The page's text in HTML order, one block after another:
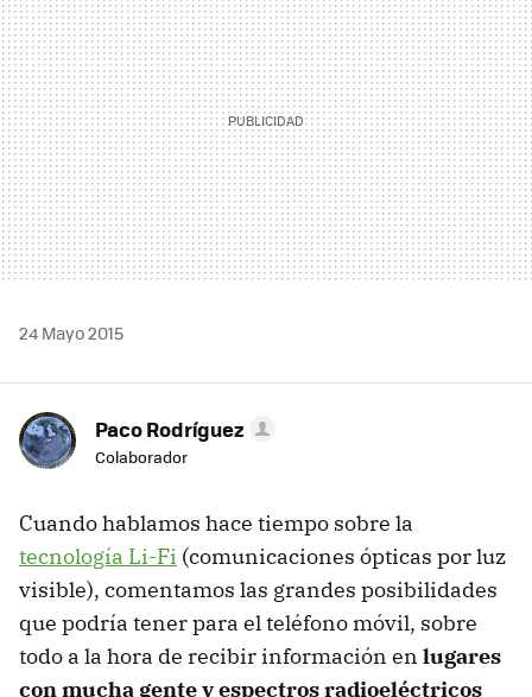
24 Mayo 2015
Paco Rodríguez
Colaborador
Cuando hablamos hace tiempo sobre la
tecnología Li-Fi (comunicaciones ópticas por luz
visible), comentamos las grandes posibilidades
que podría tener para el teléfono móvil, sobre
todo a la hora de recibir información en lugares
con mucha gente y espectros radioeléctricos